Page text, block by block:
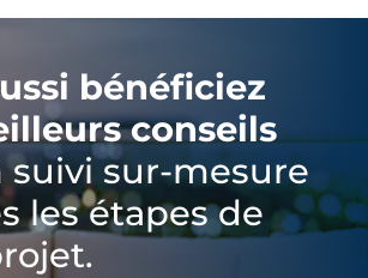
bénéficiez
conseils
suivi sur-mesure
les étapes de